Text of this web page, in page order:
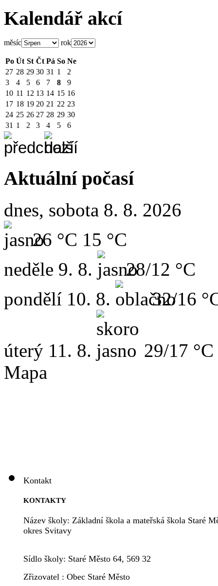
Kalendář akcí
měsíc rok
Po Út St Čt Pá So Ne
27 28 29 30 31 1
2
3
4 5 6 7 8
9
10 11 12 13 14 15 16
17 18 19 20 21 22 23
24 25 26 27 28 29 30
31 1 2 3 4 5 6
Aktuální počasí
dnes, sobota 8. 8. 2026
26 °C 15 °C
neděle 9. 8.
28/12 °C
pondělí 10. 8. 32/16
úterý 11. 8.
29/17 °C
Mapa
Kontakt
KONTAKTY
Název školy: Základní škola a mateřská škola Staré
okres Svitavy
Sídlo školy: Staré Město 64, 569 32
Zřizovatel : Obec Staré Město